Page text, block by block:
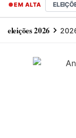
EM ALTA
eleições 2026